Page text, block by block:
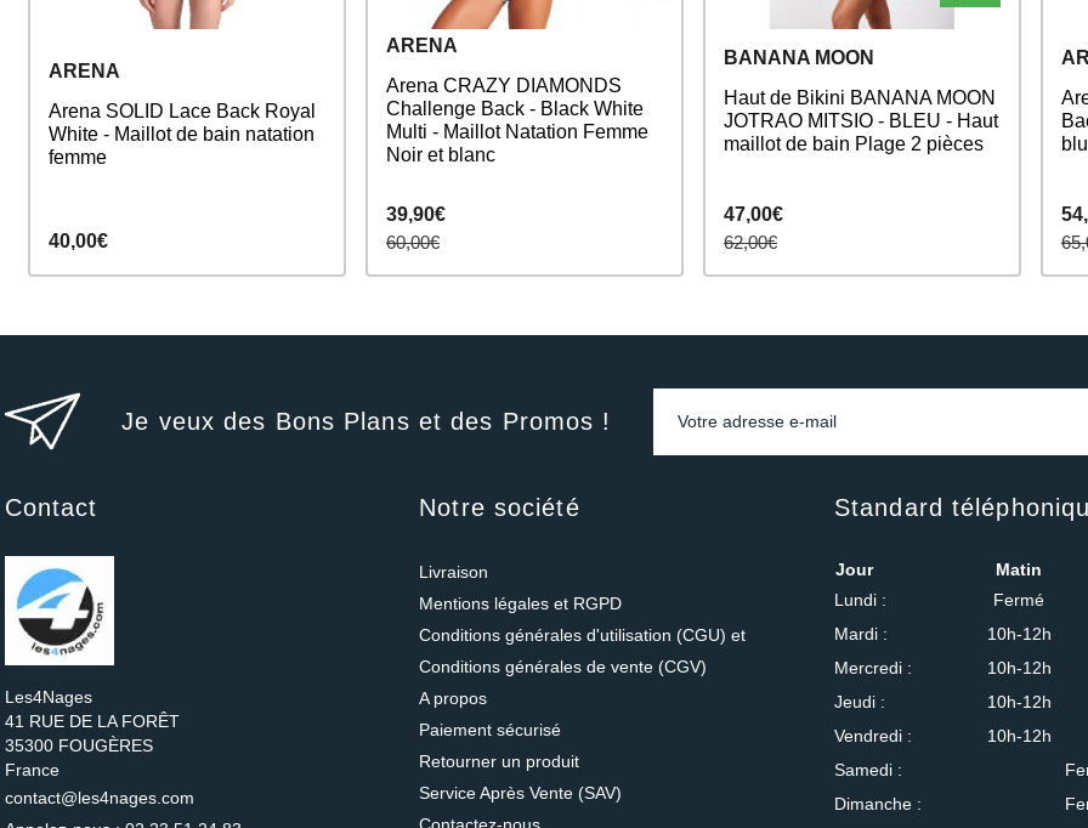
ARENA
Arena SOLID Lace Back Royal
White - Maillot de bain natation
femme
40,00€
ARENA
Arena CRAZY DIAMONDS
Challenge Back - Black White
Multi - Maillot Natation Femme
Noir et blanc
39,90€
60,00€
BANANA MOON
Haut de Bikini BANANA MOON
JOTRAO MITSIO - BLEU - Haut
maillot de bain Plage 2 pièces
47,00€
62,00€
Je veux des Bons Plans et des Promos !
Contact
Les4Nages
41 RUE DE LA FORÊT
35300 FOUGÈRES
France
contact@les4nages.com
Notre société
Livraison
Mentions légales et RGPD
Conditions générales d'utilisation (CGU) et
Conditions générales de vente (CGV)
A propos
Paiement sécurisé
Retourner un produit
Service Après Vente (SAV)
Standard
Jour
Matin
Lundi :
Fermé
Mardi :
10h-12h
Mercredi :
10h-12h
Jeudi :
10h-12h
Vendredi :
10h-12h
Samedi :
Dimanche :